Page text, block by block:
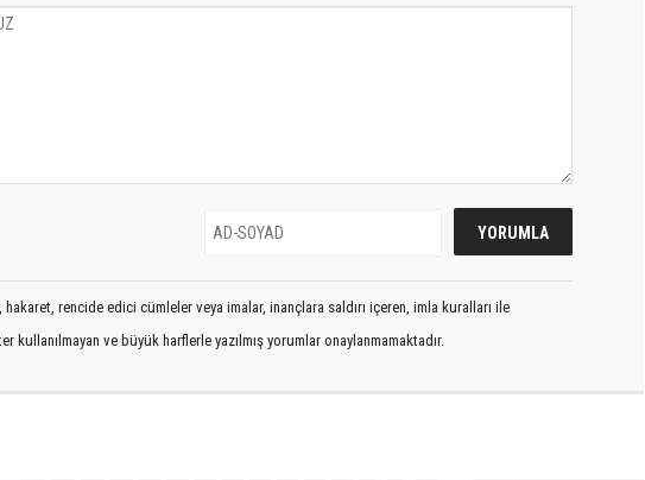
hakaret, rencide edici cümleler veya imalar, inançlara saldırı içeren, imla kuralları ile
kullanılmayan ve büyük harflerle yazılmış yorumlar onaylanmamaktadır.